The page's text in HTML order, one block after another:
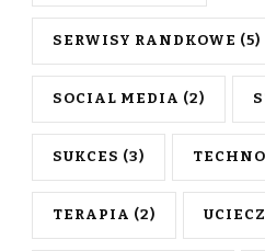
SERWISY RANDKOWE (5)
SOCIAL MEDIA (2)
SUKCES (3)
TERAPIA (2)